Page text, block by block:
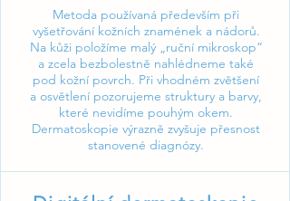
Metoda používaná především při
vyšetřování kožních znamének a nádorů.
Na kůži položíme malý „ruční mikroskop“
a zcela bezbolestně nahlédneme také
pod kožní povrch. Při vhodném zvětšení
a osvětlení pozorujeme struktury a barvy,
které nevidíme pouhým okem.
Dermatoskopie výrazně zvyšuje přesnost
stanovené diagnózy.